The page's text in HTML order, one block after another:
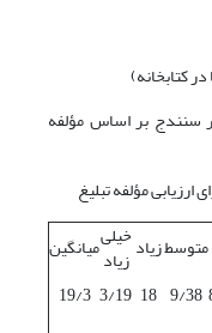
شهر سنندج بر اساس مؤلفه
متوسطزیادخیلی
زیادمیانگین
9/38
18
3/19
19/3